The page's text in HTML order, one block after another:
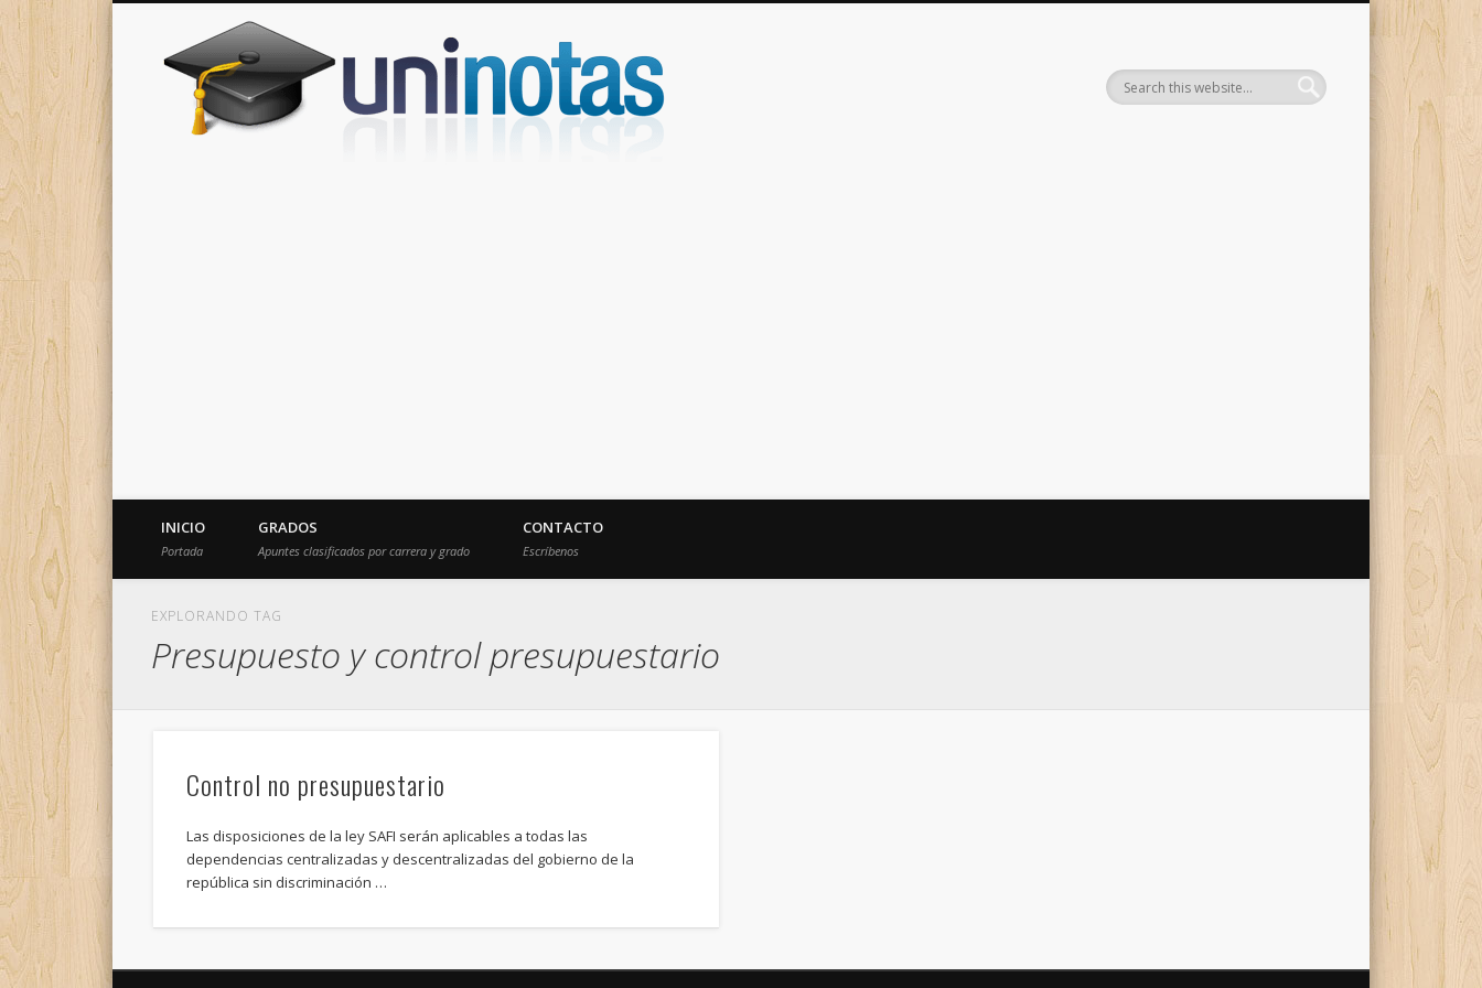
Donde encontrarás todas los apuntes de tu carrera
INICIO
Portada
GRADOS
Apuntes clasificados por carrera y grado
CONTACTO
Escríbenos
EXPLORANDO TAG
Presupuesto y control presupuestario
Control no presupuestario
Las disposiciones de la ley SAFI serán aplicables a todas las
dependencias centralizadas y descentralizadas del gobierno de la
república sin discriminación …